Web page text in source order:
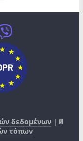
δεδομένων |📄
τόπων